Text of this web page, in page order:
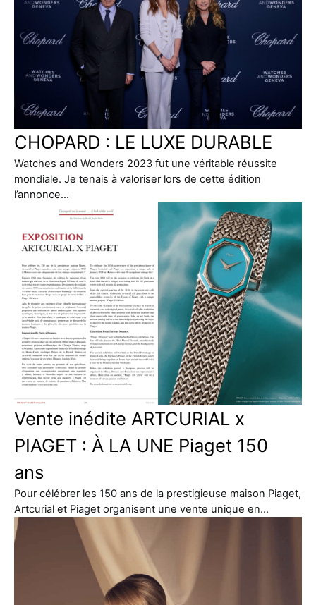
CHOPARD : LE LUXE DURABLE
Watches and Wonders 2023 fut une véritable réussite
mondiale. Je tenais à valoriser lors de cette édition
l’annonce…
Vente inédite ARTCURIAL x
PIAGET : À LA UNE Piaget 150
ans
Pour célébrer les 150 ans de la prestigieuse maison Piaget,
Artcurial et Piaget organisent une vente unique en…